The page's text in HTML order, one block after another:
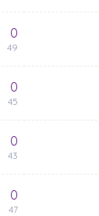
0
49
0
45
0
43
0
47